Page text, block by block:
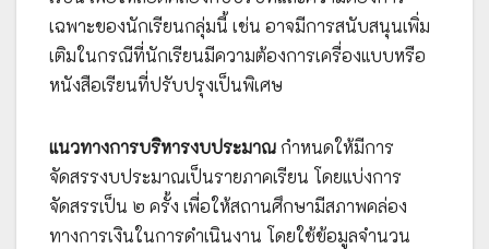
เฉพาะของนักเรียนกลุ่มนี้ เช่น อาจมีการสนับสนุนเพิ่ม
เติมในกรณีที่นักเรียนมีความต้องการเครื่องแบบหรือ
หนังสือเรียนที่ปรับปรุงเป็นพิเศษ
แนวทางการบริหารงบประมาณ กำหนดให้มีการ
จัดสรรงบประมาณเป็นรายภาคเรียน โดยแบ่งการ
จัดสรรเป็น ๒ ครั้ง เพื่อให้สถานศึกษามีสภาพคล่อง
ทางการเงินในการดำเนินงาน โดยใช้ข้อมูลจำนวน